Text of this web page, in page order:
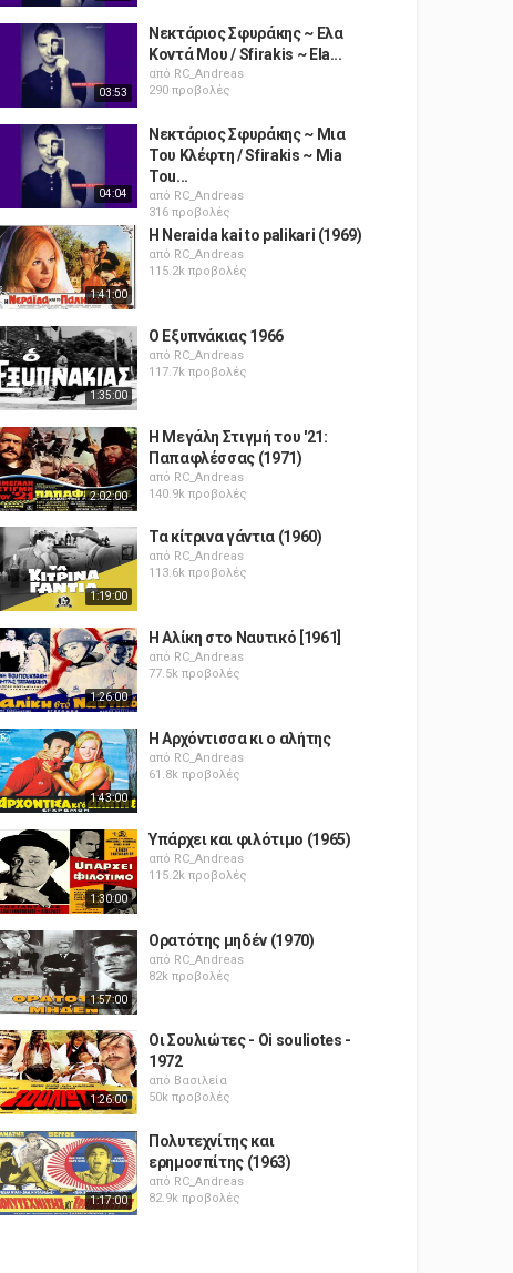
03:53
Νεκτάριος Σφυράκης ~ Ελα
Κοντά Μου / Sfirakis ~ Ela...
από RC_Andreas
290 προβολές
04:04
Νεκτάριος Σφυράκης ~ Μια
Του Κλέφτη / Sfirakis ~ Mia
Tou...
από RC_Andreas
316 προβολές
1:41:00
H Neraida kai to palikari (1969)
από RC_Andreas
115.2k προβολές
1:35:00
Ο Εξυπνάκιας 1966
από RC_Andreas
117.7k προβολές
2:02:00
Η Μεγάλη Στιγμή του '21:
Παπαφλέσσας (1971)
από RC_Andreas
140.9k προβολές
1:19:00
Τα κίτρινα γάντια (1960)
από RC_Andreas
113.6k προβολές
1:26:00
Η Αλίκη στο Ναυτικό [1961]
από RC_Andreas
77.5k προβολές
1:43:00
Η Αρχόντισσα κι ο αλήτης
από RC_Andreas
61.8k προβολές
1:30:00
Υπάρχει και φιλότιμο (1965)
από RC_Andreas
115.2k προβολές
1:57:00
Ορατότης μηδέν (1970)
από RC_Andreas
82k προβολές
1:26:00
Οι Σουλιώτες - Oi souliotes -
1972
από Βασιλεία
50k προβολές
1:17:00
Πολυτεχνίτης και
ερημοσπίτης (1963)
από RC_Andreas
82.9k προβολές